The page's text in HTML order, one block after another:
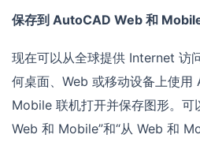
保存到 AutoCAD Web 和
现在可以从全球提供 Internet 访
何桌面、Web 或移动设备上使
Mobile 联机打开并保存图形。可
Web 和 Mobile”和“从 Web 和